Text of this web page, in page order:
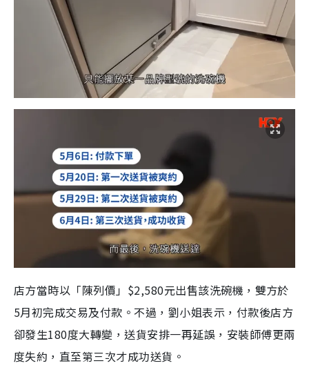
店方當時以「陳列價」$2,580元出售該洗碗機，雙方於
5月初完成交易及付款。不過，劉小姐表示，付款後店方
卻發生180度大轉變，送貨安排一再延誤，安裝師傅更兩
度失約，直至第三次才成功送貨。